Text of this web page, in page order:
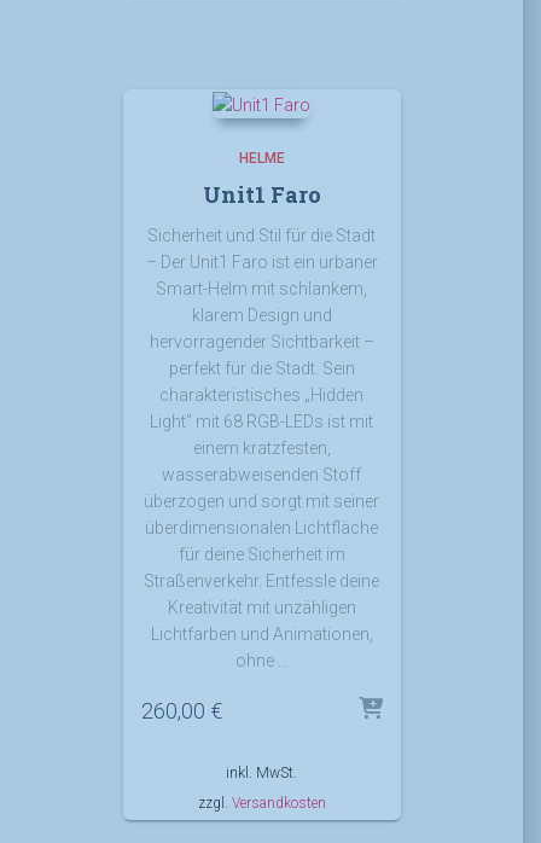
HELME
Unit1 Faro
Sicherheit und Stil für die Stadt
– Der Unit1 Faro ist ein urbaner
Smart-Helm mit schlankem,
klarem Design und
hervorragender Sichtbarkeit –
perfekt für die Stadt. Sein
charakteristisches „Hidden
Light” mit 68 RGB-LEDs ist mit
einem kratzfesten,
wasserabweisenden Stoff
überzogen und sorgt mit seiner
überdimensionalen Lichtfläche
für deine Sicherheit im
Straßenverkehr. Entfessle deine
Kreativität mit unzähligen
Lichtfarben und Animationen,
ohne …
260,00 €
inkl. MwSt.
zzgl. Versandkosten